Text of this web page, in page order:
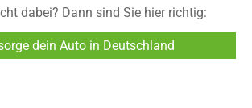
dabei? Dann sind Sie hier richtig:
dein Auto in Deutschland